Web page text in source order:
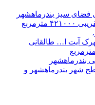
فضای سبز بندرماهشهر
آیت ا… طالقانی
بندرماهشهر
شهر بندرماهشهر و